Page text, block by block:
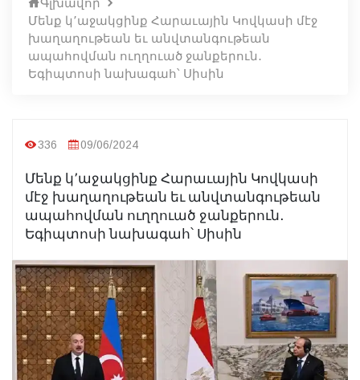
Մենք կ՚աջակցինք Հարաւային Կովկասի մէջ
խաղաղութեան եւ անվտանգութեան
ապահովման ուղղուած ջանքերուն․
Եգիպտոսի նախագահ՝ Սիսին
336 09/06/2024
Մենք կ՚աջակցինք Հարաւային Կովկասի
մէջ խաղաղութեան եւ անվտանգութեան
ապահովման ուղղուած ջանքերուն․
Եգիպտոսի նախագահ՝ Սիսին